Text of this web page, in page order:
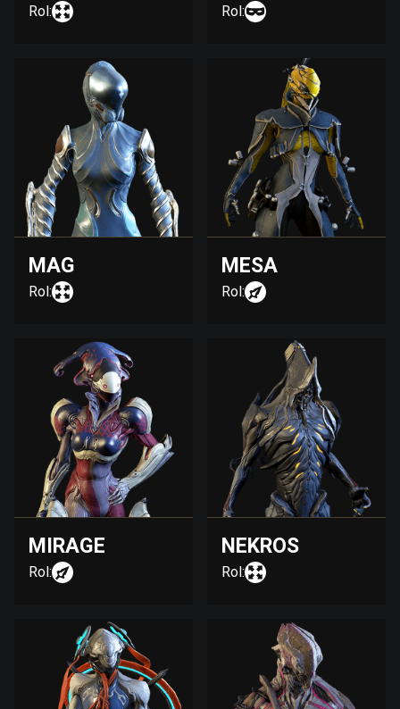
Rol: Rol:
MAG
Rol:
MESA
Rol:
MIRAGE
Rol:
NEKROS
Rol: